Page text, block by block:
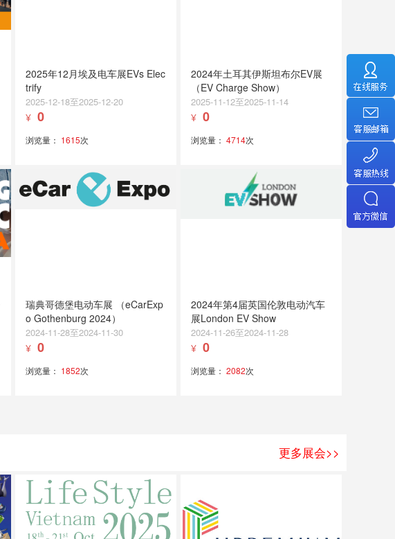
2025年12月埃及电车展EVs Elec
trify
2025-12-18至2025-12-20
¥ 0
浏览量： 1615次
2024年土耳其伊斯坦布尔EV展
（EV Charge Show）
2025-11-12至2025-11-14
¥ 0
浏览量： 4714次
瑞典哥德堡电动车展 （eCarExp
o Gothenburg 2024）
2024-11-28至2024-11-30
¥ 0
浏览量： 1852次
2024年第4届英国伦敦电动汽车
展London EV Show
2024-11-26至2024-11-28
¥ 0
浏览量： 2082次
更多展会>>